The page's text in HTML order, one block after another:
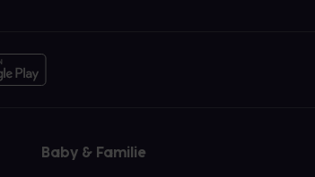
Baby & Familie